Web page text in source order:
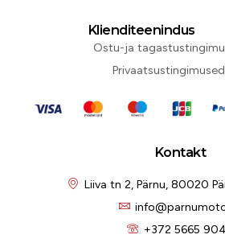
Klienditeenindus
Ostu-ja
Privaatsustingimused
Kontakt
Liiva tn 2, Pärnu, 80020
+372 5665